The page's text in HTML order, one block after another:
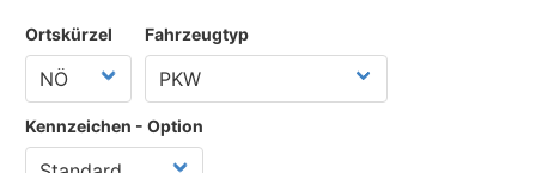
Ortskürzel Fahrzeugtyp
Kennzeichen - Option